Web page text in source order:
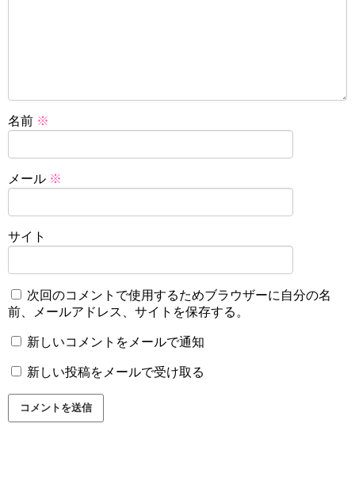
名前 ※
メール ※
サイト
次回のコメントで使用するためブラウザーに自分の名
前、メールアドレス、サイトを保存する。
新しいコメントをメールで通知
新しい投稿をメールで受け取る